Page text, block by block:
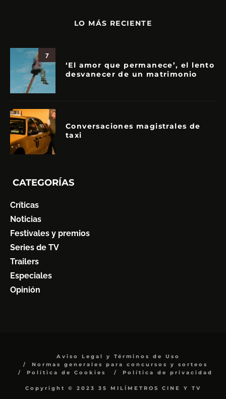
LO MÁS RECIENTE
7
‘El amor que permanece’, el lento
desvanecer de un matrimonio
Conversaciones magistrales de
taxi
CATEGORÍAS
Críticas
Noticias
Festivales y premios
Series de TV
Trailers
Especiales
Opinión
Aviso Legal y Términos de Uso
Normas generales para concursos y sorteos
Política de Cookies
Política de privacidad
Copyright © 2023 35 MILÍMETROS CINE Y TV